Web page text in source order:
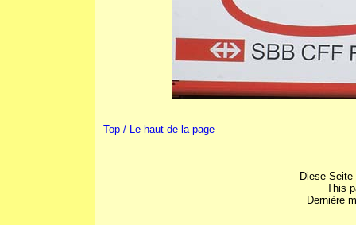
Top / Le haut de la page
Diese
This
Dernière